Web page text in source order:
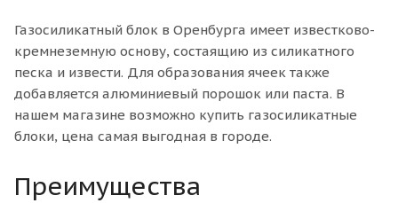
Газосиликатный блок в Оренбурга имеет известково-
кремнеземную основу, состаящию из силикатного
песка и извести. Для образования ячеек также
добавляется алюминиевый порошок или паста. В
нашем магазине возможно купить газосиликатные
блоки, цена самая выгодная в городе.
Преимущества